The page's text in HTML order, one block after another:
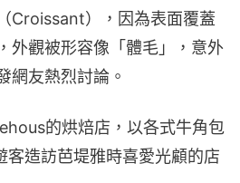
Croissant），因為表面覆蓋
外觀被形容像「體毛」，意外
網友熱烈討論。
的烘焙店，以各式牛角包
客造訪芭堤雅時喜愛光顧的店